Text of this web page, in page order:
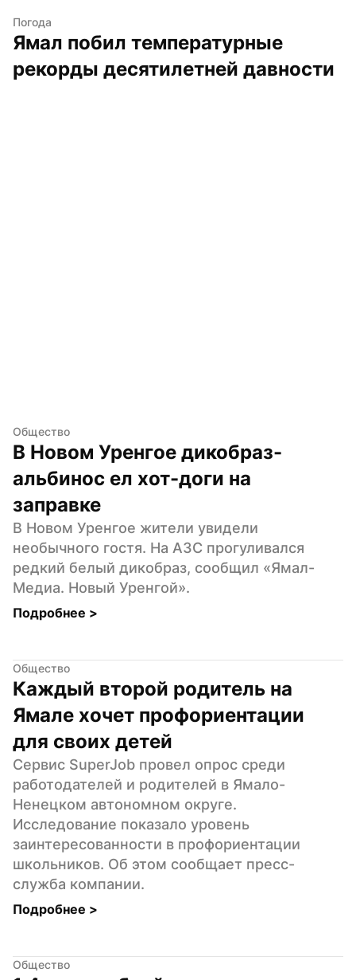
Погода
Ямал побил температурные
рекорды десятилетней давности
Общество
В Новом Уренгое дикобраз-
альбинос ел хот-доги на
заправке
В Новом Уренгое жители увидели
необычного гостя. На АЗС прогуливался
редкий белый дикобраз, сообщил «Ямал-
Медиа. Новый Уренгой».
Подробнее >
Общество
Каждый второй родитель на
Ямале хочет профориентации
для своих детей
Сервис SuperJob провел опрос среди
работодателей и родителей в Ямало-
Ненецком автономном округе.
Исследование показало уровень
заинтересованности в профориентации
школьников. Об этом сообщает пресс-
служба компании.
Подробнее >
Общество